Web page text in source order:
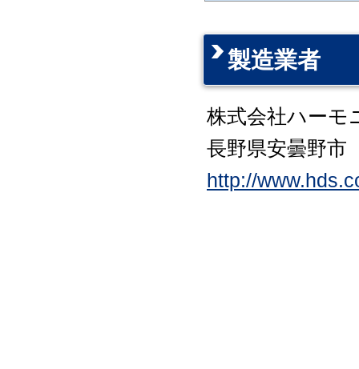
製造業者
株式会社ハーモ
長野県安曇野市
http://